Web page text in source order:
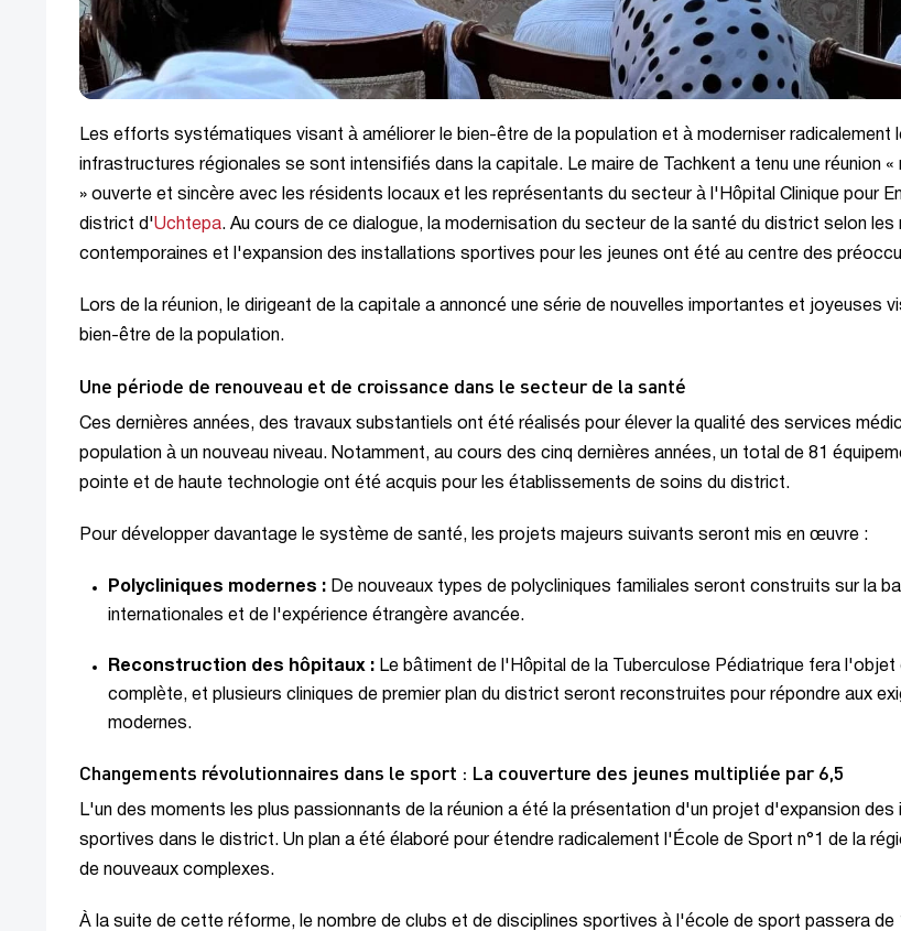
Les efforts systématiques visant à améliorer le bien-être de la population et à moderniser radicalement
infrastructures régionales se sont intensifiés dans la capitale. Le maire de Tachkent a tenu une réunion
» ouverte et sincère avec les résidents locaux et les représentants du secteur à l'Hôpital Clinique pour
district d'Uchtepa. Au cours de ce dialogue, la modernisation du secteur de la santé du district selon les
contemporaines et l'expansion des installations sportives pour les jeunes ont été au centre des
Lors de la réunion, le dirigeant de la capitale a annoncé une série de nouvelles importantes et joyeuses
bien-être de la population.
Une période de renouveau et de croissance dans le secteur de la santé
Ces dernières années, des travaux substantiels ont été réalisés pour élever la qualité des services
population à un nouveau niveau. Notamment, au cours des cinq dernières années, un total de 81
pointe et de haute technologie ont été acquis pour les établissements de soins du district.
Pour développer davantage le système de santé, les projets majeurs suivants seront mis en œuvre :
Polycliniques modernes : De nouveaux types de polycliniques familiales seront construits sur la
internationales et de l'expérience étrangère avancée.
Reconstruction des hôpitaux : Le bâtiment de l'Hôpital de la Tuberculose Pédiatrique fera l'objet
complète, et plusieurs cliniques de premier plan du district seront reconstruites pour répondre aux
modernes.
Changements révolutionnaires dans le sport : La couverture des jeunes multipliée par 6,5
L'un des moments les plus passionnants de la réunion a été la présentation d'un projet d'expansion des
sportives dans le district. Un plan a été élaboré pour étendre radicalement l'École de Sport n°1 de la
de nouveaux complexes.
À la suite de cette réforme, le nombre de clubs et de disciplines sportives à l'école de sport passera de